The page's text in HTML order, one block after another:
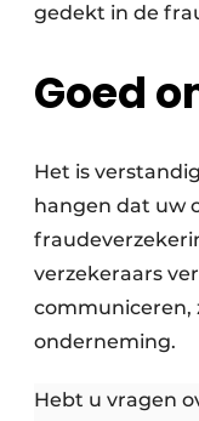
gedekt in de
Goed
Het is
hangen dat uw
verzekeraars
communiceren,
onderneming.
Hebt u vragen